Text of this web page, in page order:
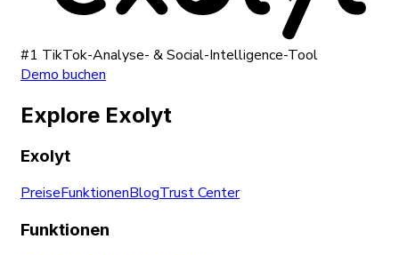
#1 TikTok-Analyse- & Social-Intelligence-Tool
Demo buchen
Explore Exolyt
Exolyt
PreiseFunktionenBlogTrust Center
Funktionen